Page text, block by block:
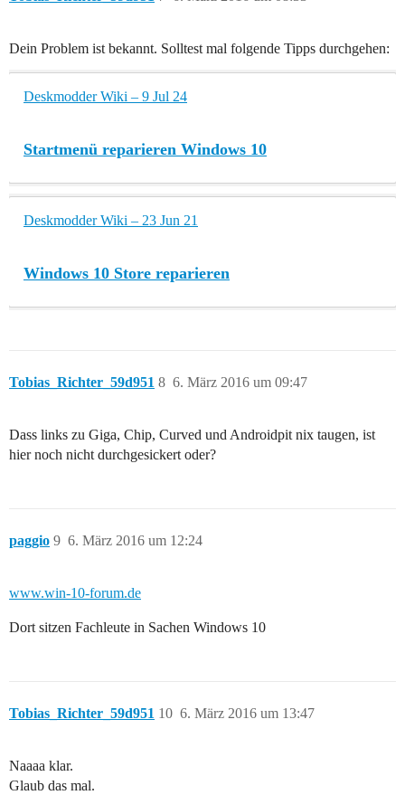
Dein Problem ist bekannt. Solltest mal folgende Tipps durchgehen:
Deskmodder Wiki – 9 Jul 24
Startmenü reparieren Windows 10
Deskmodder Wiki – 23 Jun 21
Windows 10 Store reparieren
Tobias_Richter_59d951 6. März 2016 um 09:47
8
Dass links zu Giga, Chip, Curved und Androidpit nix taugen, ist
hier noch nicht durchgesickert oder?
paggio 6. März 2016 um 12:24
9
www.win-10-forum.de
Dort sitzen Fachleute in Sachen Windows 10
Tobias_Richter_59d951 6. März 2016 um 13:47
10
Naaaa klar.
Glaub das mal.